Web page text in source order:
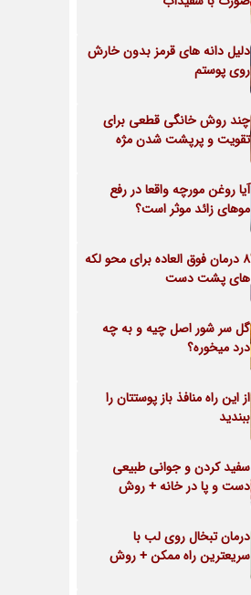
دلیل دانه های قرمز بدون خارش
روی پوستم
چند روش خانگی قطعی برای
تقویت و پرپشت شدن مژه
آیا روغن مورچه واقعا در رفع
موهای زائد موثر است؟
8 درمان فوق العاده برای محو لکه
های پشت دست
گل سر شور اصل چیه و به چه
درد میخوره؟
از این راه منافذ باز پوستتان را
ببندید
سفید کردن و جوانی طبیعی
دست و پا در خانه + روش
درمان تبخال روی لب با
سریعترین راه ممکن + روش